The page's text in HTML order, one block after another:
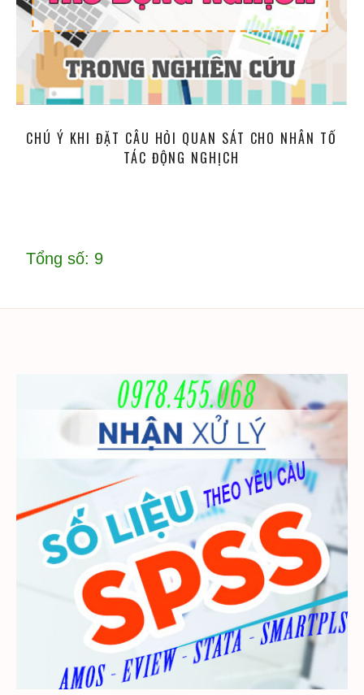
CHÚ Ý KHI ĐẶT CÂU HỎI QUAN SÁT CHO NHÂN TỐ
TÁC ĐỘNG NGHỊCH
Tổng số: 9